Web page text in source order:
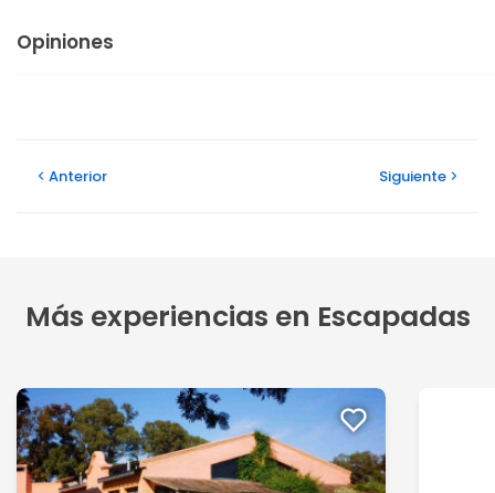
Opiniones
Anterior Siguiente
Más experiencias en Escapadas